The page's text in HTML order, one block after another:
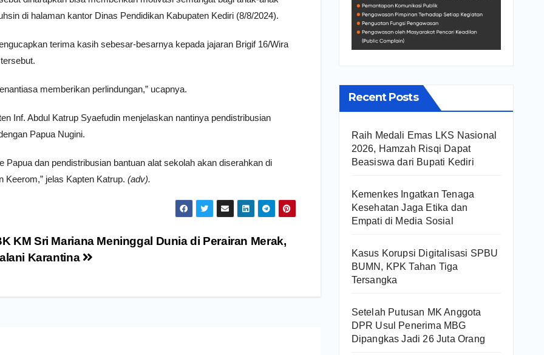
di halaman kantor Dinas Pendidikan Kabupaten Kediri (8/8/2024).
terima kasih sebesar-besarnya kepada jajaran Brigif 16/Wira
memberikan perlindungan,” ucapnya.
Inf. Abdul Katrup Syaefudin menjelaskan nantinya pendistribusian
Papua Nugini.
Papua dan pendistribusian bantuan alat sekolah akan diserahkan di
Keerom,” jelas Kapten Katrup. (adv).
KM Sri Mariana Meninggal Dunia di Perairan Merak,
Karantina
Recent Posts
Raih Medali Emas LKS Nasional
2026, Hamzah Risqi Dapat
Beasiswa dari Bupati Kediri
Kemenkes Ingatkan Tenaga
Kesehatan Jaga Etika dan
Empati di Media Sosial
Kasus Korupsi Digitalisasi SPBU
BUMN, KPK Tahan Tiga
Tersangka
Setelah Putusan MK Anggota
DPR Usul Penerima MBG
Dipangkas Jadi 26 Juta Orang